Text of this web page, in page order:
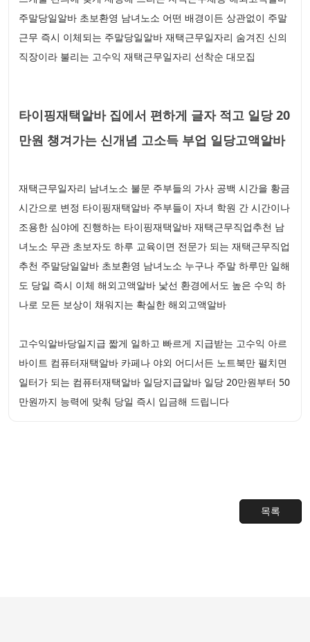
주말당일알바 초보환영 남녀노소 어떤 배경이든 상관없이 주말
근무 즉시 이체되는 주말당일알바 재택근무일자리 숨겨진 신의
직장이라 불리는 고수익 재택근무일자리 선착순 대모집
타이핑재택알바 집에서 편하게 글자 적고 일당 20
만원 챙겨가는 신개념 고소득 부업 일당고액알바
재택근무일자리 남녀노소 불문 주부들의 가사 공백 시간을 황금
시간으로 변정 타이핑재택알바 주부들이 자녀 학원 간 시간이나
조용한 심야에 진행하는 타이핑재택알바 재택근무직업추천 남
녀노소 무관 초보자도 하루 교육이면 전문가 되는 재택근무직업
추천 주말당일알바 초보환영 남녀노소 누구나 주말 하루만 일해
도 당일 즉시 이체 해외고액알바 낯선 환경에서도 높은 수익 하
나로 모든 보상이 채워지는 확실한 해외고액알바
고수익알바당일지급 짧게 일하고 빠르게 지급받는 고수익 아르
바이트 컴퓨터재택알바 카페나 야외 어디서든 노트북만 펼치면
일터가 되는 컴퓨터재택알바 일당지급알바 일당 20만원부터 50
만원까지 능력에 맞춰 당일 즉시 입금해 드립니다
목록